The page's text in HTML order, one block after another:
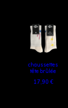
chaussettes
tête brûlée
17,90 €